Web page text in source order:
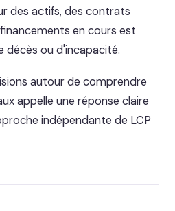
des actifs, des contrats
en cours est
décès ou d'incapacité.
autour de comprendre
appelle une réponse claire
indépendante de LCP